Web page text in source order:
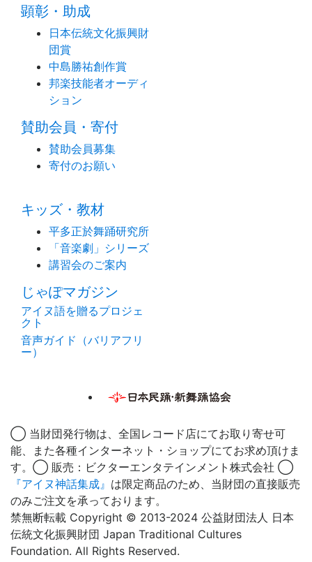
顕彰・助成
日本伝統文化振興財
団賞
中島勝祐創作賞
邦楽技能者オーディ
ション
賛助会員・寄付
賛助会員募集
寄付のお願い
キッズ・教材
平多正於舞踊研究所
「音楽劇」シリーズ
講習会のご案内
じゃぽマガジン
アイヌ語を贈るプロジェ
クト
音声ガイド（バリアフリ
ー）
◯ 当財団発行物は、全国レコード店にてお取り寄せ可
能、また各種インターネット・ショップにてお求め頂けま
す。◯ 販売：ビクターエンタテインメント株式会社 ◯
『アイヌ神話集成』 は限定商品のため、当財団の直接販売
のみご注文を承っております。
禁無断転載 Copyright © 2013-2024 公益財団法人 日本
伝統文化振興財団 Japan Traditional Cultures
Foundation. All Rights Reserved.